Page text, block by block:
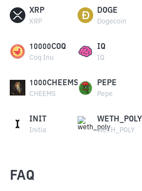
XRP
XRP
DOGE
Dogecoin
10000COQ
Coq Inu
IQ
IQ
1000CHEEMS
CHEEMS
PEPE
Pepe
INIT
Initia
WETH_POLY
WETH_POLY
FAQ